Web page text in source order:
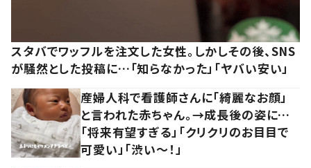
スタバでワッフルを注文した女性。しかしその後、SNS
が騒然とした投稿に…「知らなかった」「ヤバい安い」
産婦人科で看護師さんに「綺麗なお顔」
と言われた赤ちゃん。→成長後の姿に…
「将来有望すぎる」「クリクリのお目目で
可愛い」「渋い～！」